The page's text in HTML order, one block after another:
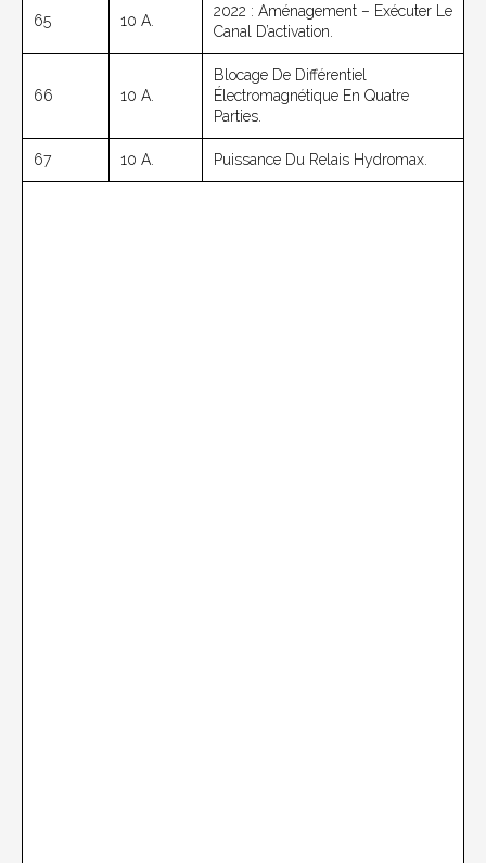
65 10 A.
2022 : Aménagement – Exécuter Le
Canal D’activation.
66 10 A.
Blocage De Différentiel
Électromagnétique En Quatre
Parties.
67 10 A. Puissance Du Relais Hydromax.